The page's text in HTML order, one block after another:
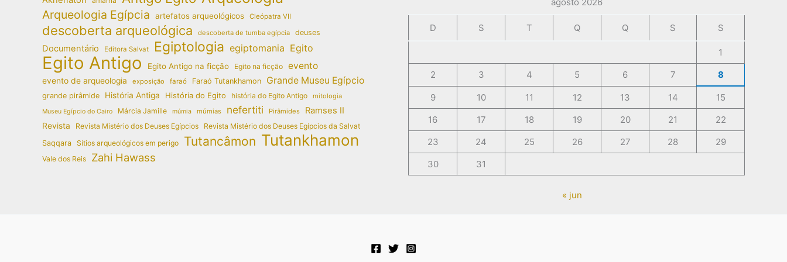
Arqueologia Egípcia artefatos arqueológicos Cleópatra VII
descoberta arqueológica descoberta de tumba egípcia deuses
Documentário Editora Salvat Egiptologia egiptomania Egito
Egito Antigo Egito Antigo na ficção Egito na ficção evento
evento de arqueologia exposição faraó Faraó Tutankhamon Grande Museu Egípcio
grande pirâmide História Antiga História do Egito história do Egito Antigo mitologia
Museu Egípcio do Cairo Márcia Jamille múmia múmias nefertiti Pirâmides Ramses II
Revista Revista Mistério dos Deuses Egípcios
Revista Mistério dos Deuses Egípcios da Salvat
Saqqara Sítios arqueológicos em perigo Tutancâmon Tutankhamon
Vale dos Reis Zahi Hawass
D S T Q Q S S
1
2
3 4 5 6 7 8
9 10 11 12 13 14
15
16
17 18 19 20 21
22
23
24 25 26 27 28
29
30
31
« jun